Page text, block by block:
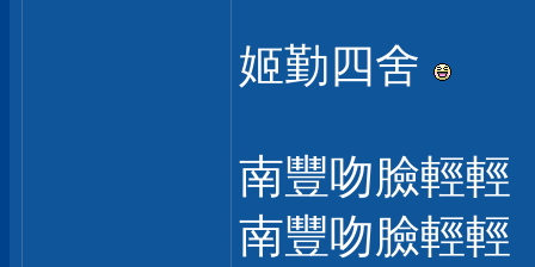
姬勤四舍
南豐吻臉輕
南豐吻臉輕